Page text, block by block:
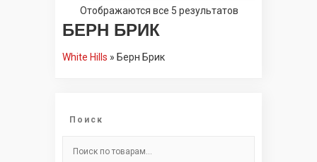
Отображаются все 5 результатов
БЕРН БРИК
White Hills » Берн Брик
Поиск